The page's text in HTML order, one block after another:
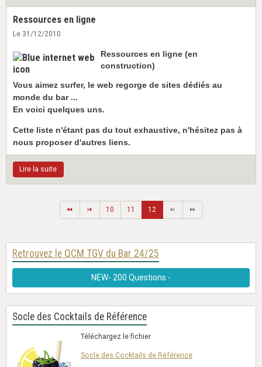
Ressources en ligne
Le 31/12/2010
Ressources en ligne (en
construction)
Vous aimez surfer, le web regorge de sites dédiés au
monde du bar ...
En voici quelques uns.
Cette liste n'étant pas du tout exhaustive, n'hésitez pas à
nous proposer d'autres liens.
Lire la suite
10 11 12
Retrouvez le QCM TGV du Bar 24/25
NEW- 200 Questions -
Socle des Cocktails de Référence
Téléchargez le fichier
Socle des Cocktails de Référence